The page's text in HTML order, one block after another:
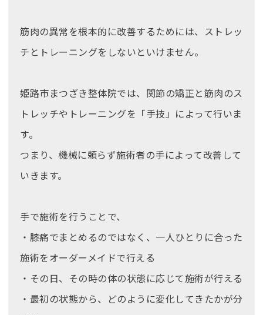
筋肉の異常を根本的に改善するためには、ストレッ
チとトレーニングをしないといけません。
姫路市まつざき整体院では、関節の矯正と筋肉のス
トレッチやトレーニングを「手技」によって行いま
す。
つまり、機械に頼らず施術者の手によって改善して
いきます。
手で施術を行うことで、
・膝痛でまとめるのではなく、一人ひとりに合った
施術をオーダーメイドで行える
・その日、その時の体の状態に応じて施術が行える
・最初の状態から、どのように変化してきたかが分